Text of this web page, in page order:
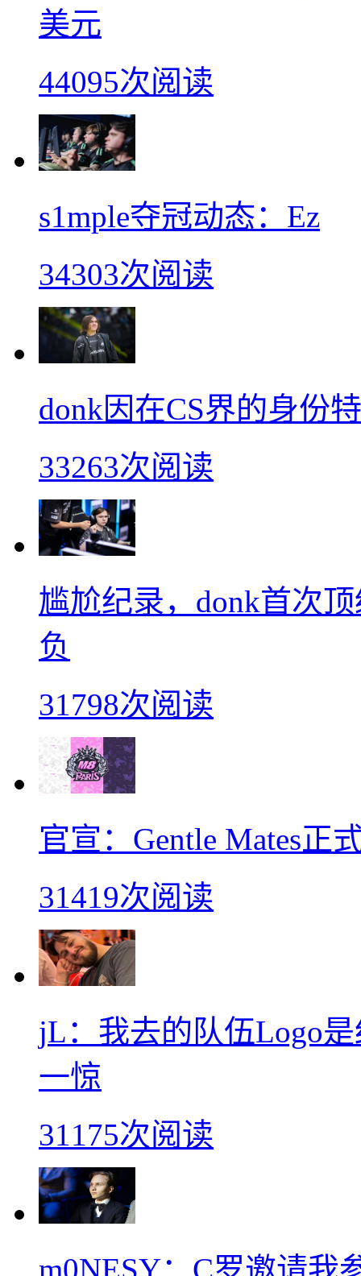
美元
44095次阅读
s1mple夺冠动态：Ez
34303次阅读
donk因在CS界的身份
33263次阅读
尴尬纪录，donk首次
负
31798次阅读
官宣：Gentle Mates正
31419次阅读
jL：我去的队伍Logo
一惊
31175次阅读
m0NESY：C罗邀请我